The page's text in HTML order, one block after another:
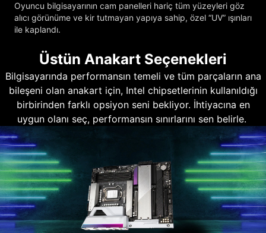
Oyuncu bilgisayarının cam panelleri hariç tüm yüzeyleri göz
alıcı görünüme ve kir tutmayan yapıya sahip, özel “UV” ışınları
ile kaplandı.
Üstün Anakart Seçenekleri
Bilgisayarında performansın temeli ve tüm parçaların ana
bileşeni olan anakart için, Intel chipsetlerinin kullanıldığı
birbirinden farklı opsiyon seni bekliyor. İhtiyacına en
uygun olanı seç, performansın sınırlarını sen belirle.